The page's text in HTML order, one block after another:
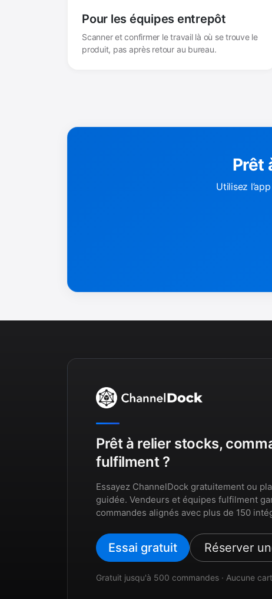
Pour les équipes entrepôt
Scanner et confirmer le travail là où se trouve le
produit, pas après retour au bureau.
Prêt
Utilisez
Prêt à relier stocks,
fulfilment ?
Essayez ChannelDock gratuitement ou
guidée. Vendeurs et équipes fulfilment
commandes alignés avec plus de 150
Essai gratuit Réserver
Gratuit jusqu'à 500 commandes · Aucune